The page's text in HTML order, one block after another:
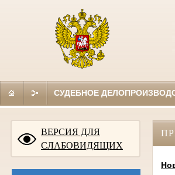
СУДЕБНОЕ
ВЕРСИЯ ДЛЯ
СЛАБОВИДЯЩИХ